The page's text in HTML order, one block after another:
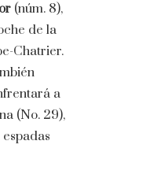
(núm. 8),
de la
Chatrier.
a
(No. 29),